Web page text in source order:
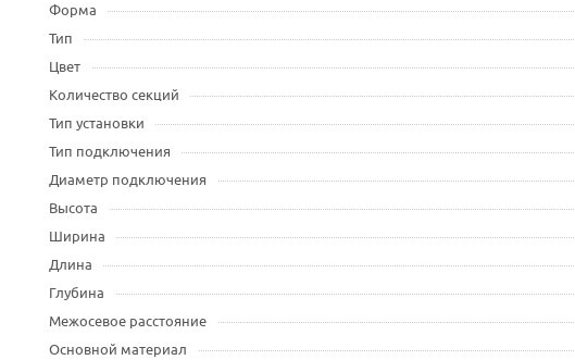
Форма
Тип
Цвет
Количество секций
Тип установки
Тип подключения
Диаметр подключения
Высота
Ширина
Длина
Глубина
Межосевое расстояние
Основной материал